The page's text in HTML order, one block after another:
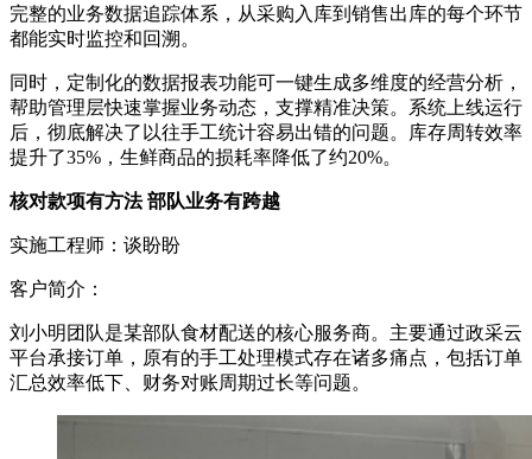
完整的业务数据追踪体系，从采购入库到销售出库的每个环节
都能实时监控和回溯。
同时，定制化的数据报表功能可一键生成多维度的经营分析，
帮助管理层快速掌握业务动态，支撑精准决策。系统上线运行
后，彻底解决了以往手工统计容易出错的问题。库存周转效率
提升了35%，生鲜商品的损耗率降低了约20%。
核对款项有方法 部队业务有跨越
实施工程师：谈盼盼
客户简介：
刘小明团队是某部队食材配送的核心服务商。主要通过政采云
平台承接订单，原有的手工处理模式存在诸多痛点，包括订单
汇总效率低下、财务对账周期过长等问题。